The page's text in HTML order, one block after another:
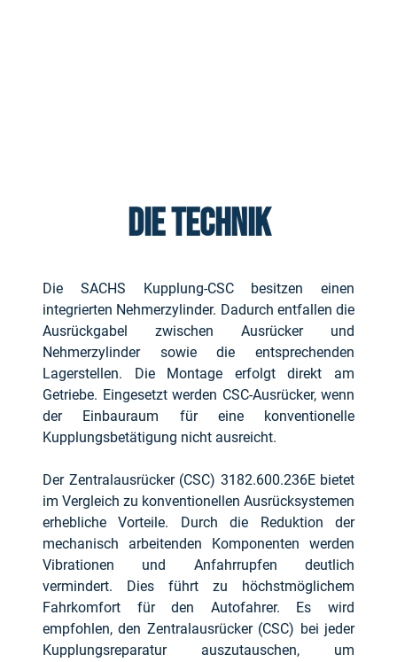
DIE TECHNIK
Die SACHS Kupplung-CSC besitzen einen
integrierten Nehmerzylinder. Dadurch entfallen die
Ausrückgabel zwischen Ausrücker und
Nehmerzylinder sowie die entsprechenden
Lagerstellen. Die Montage erfolgt direkt am
Getriebe. Eingesetzt werden CSC-Ausrücker, wenn
der Einbauraum für eine konventionelle
Kupplungsbetätigung nicht ausreicht.
Der Zentralausrücker (CSC) 3182.600.236E bietet
im Vergleich zu konventionellen Ausrücksystemen
erhebliche Vorteile. Durch die Reduktion der
mechanisch arbeitenden Komponenten werden
Vibrationen und Anfahrrupfen deutlich
vermindert. Dies führt zu höchstmöglichem
Fahrkomfort für den Autofahrer. Es wird
empfohlen, den Zentralausrücker (CSC) bei jeder
Kupplungsreparatur auszutauschen, um